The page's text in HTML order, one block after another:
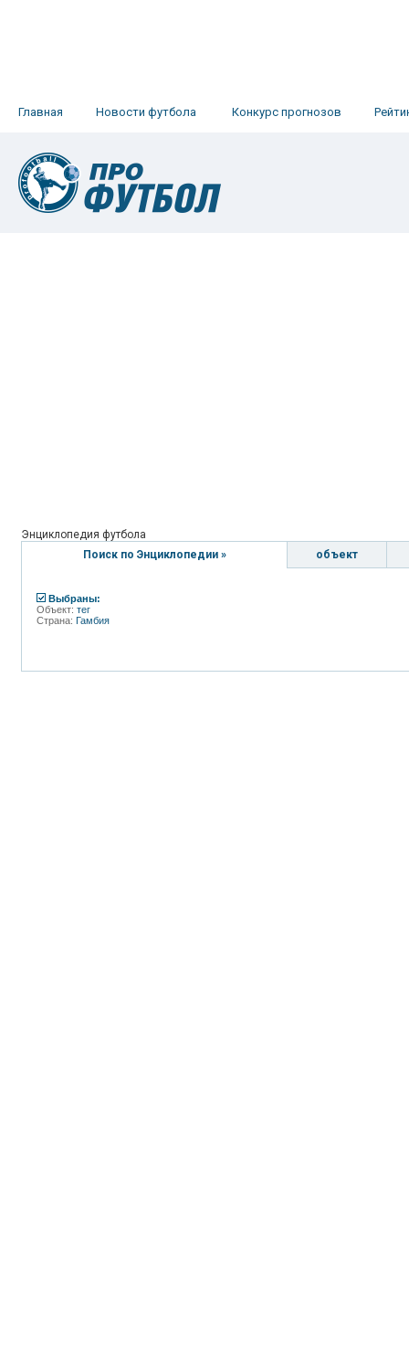
Главная Новости футбола Конкурс прогнозов
Энциклопедия футбола
Поиск по Энциклопедии »
объект
Выбраны:
Объект: тег
Страна: Гамбия